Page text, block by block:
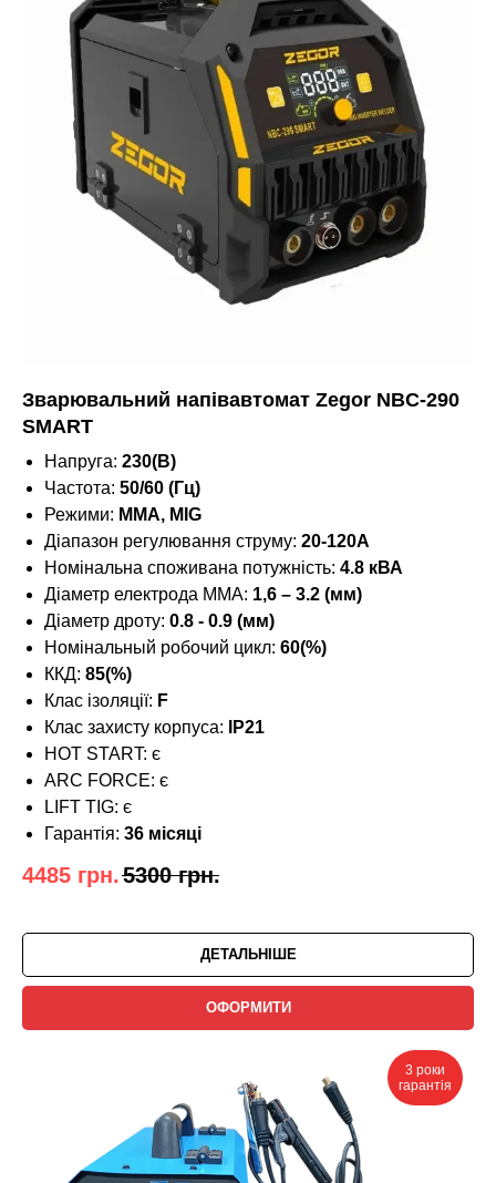
Зварювальний напівавтомат Zegor NBC-290
SMART
Напруга: 230(В)
Частота: 50/60 (Гц)
Режими: MMA, MIG
Діапазон регулювання струму: 20-120А
Номінальна споживана потужність: 4.8 кВА
Діаметр електрода MMA: 1,6 – 3.2 (мм)
Діаметр дроту: 0.8 - 0.9 (мм)
Номінальный робочий цикл: 60(%)
ККД: 85(%)
Клас ізоляції: F
Клас захисту корпуса: IP21
HOT START: є
ARC FORCE: є
LIFT TIG: є
Гарантія: 36 місяці
4485 грн.5300 грн.
ДЕТАЛЬНІШЕ
ОФОРМИТИ
3 роки
гарантія